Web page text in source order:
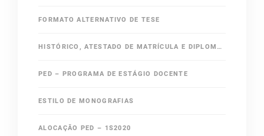
FORMATO ALTERNATIVO DE TESE
HISTÓRICO, ATESTADO DE MATRÍCULA E DIPLOMA EM INGLÊS
PED – PROGRAMA DE ESTÁGIO DOCENTE
ESTILO DE MONOGRAFIAS
ALOCAÇÃO PED – 1S2020